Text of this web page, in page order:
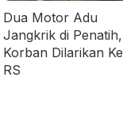
Dua Motor Adu
Jangkrik di Penatih,
Korban Dilarikan Ke
RS